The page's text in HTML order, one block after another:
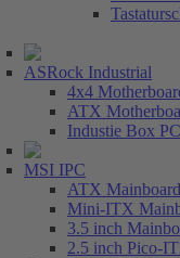
ASRock Industrial
4x4
ATX
Industie Box
MSI IPC
ATX
Mini-ITX
3.5 inch
2.5 inch Pico-